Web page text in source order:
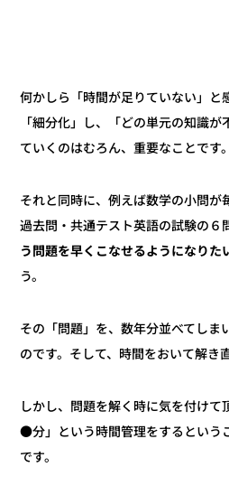
何かしら「時間が足りていない」と
「細分化」し、「どの単元の知識
ていくのはむろん、重要なことです。
それと同時に、例えば数学の小問が
過去問・共通テスト英語の試験の６
う問題を早くこなせるようになりた
う。
その「問題」を、数年分並べてしま
のです。そして、時間をおいて解き
しかし、問題を解く時に気を付け
●分」という時間管理をするという
です。